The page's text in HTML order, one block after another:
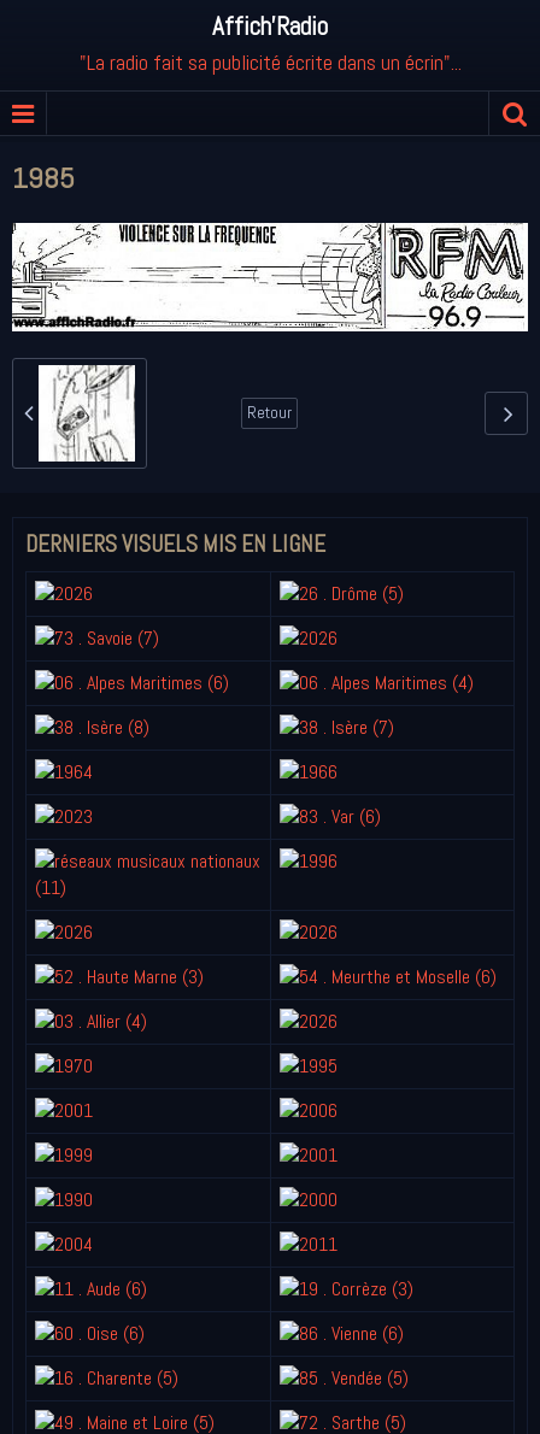
Affich'Radio
"La radio fait sa publicité écrite dans un écrin"...
1985
Retour
DERNIERS VISUELS MIS EN LIGNE